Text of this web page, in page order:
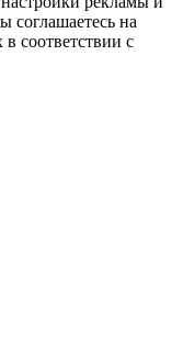
соглашаетесь на
соответствии с